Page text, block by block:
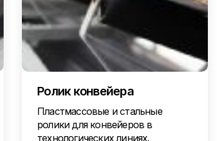
Ролик конвейера
Пластмассовые и стальные
ролики для конвейеров в
технологических линиях.